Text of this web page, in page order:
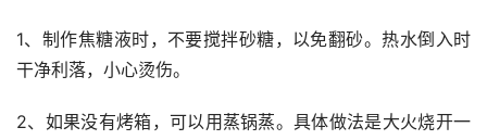
1、制作焦糖液时，不要搅拌砂糖，以免翻砂。热水倒入时
干净利落，小心烫伤。
2、如果没有烤箱，可以用蒸锅蒸。具体做法是大火烧开一